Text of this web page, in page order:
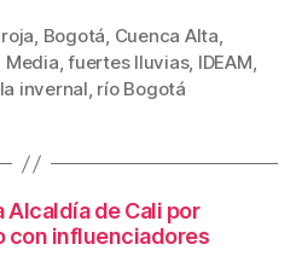
m
p
tir
, Bogotá, Cuenca Alta,
Media,fuertes lluvias, IDEAM,
invernal, río Bogotá
Alcaldía de Cali por
con influenciadores